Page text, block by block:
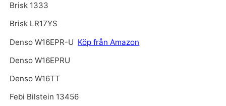
Brisk 1333
Brisk LR17YS
Denso W16EPR-U Köp från Amazon
Denso W16EPRU
Denso W16TT
Febi Bilstein 13456